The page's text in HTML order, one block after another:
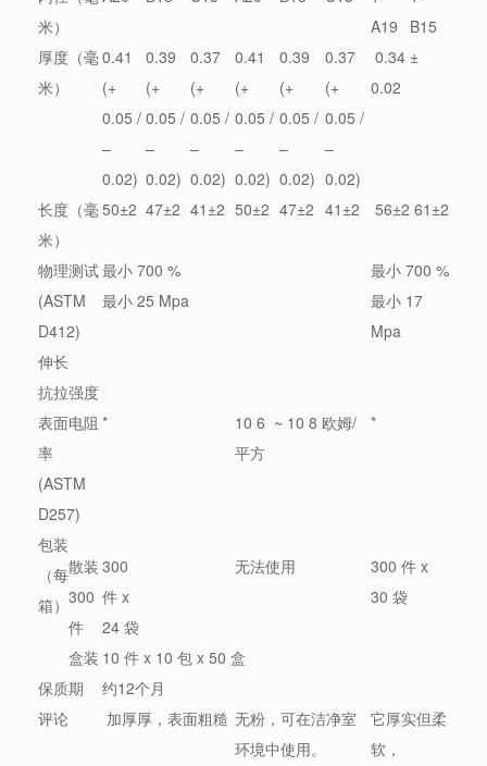
米）
A19
B15
厚度（毫
米）
0.41
(+
0.05 /
–
0.02)
0.39
(+
0.05 /
–
0.02)
0.37
(+
0.05 /
–
0.02)
0.41
(+
0.05 /
–
0.02)
0.39
(+
0.05 /
–
0.02)
0.37
(+
0.05 /
–
0.02)
0.34 ±
0.02
长度（毫
米）
50±2 47±2 41±2 50±2 47±2 41±2 56±2 61±2
物理测试
(ASTM
D412)
伸长
抗拉强度
最小 700 %
最小 25 Mpa
最小 700 %
最小 17
Mpa
表面电阻
率
(ASTM
D257)
*
10 6 ~ 10 8 欧姆/
平方
*
包装
（每
箱）
散装
300
件
300
件 x
24 袋
无法使用
300 件 x
30 袋
盒装 10 件 x 10 包 x 50 盒
保质期
约12个月
评论
加厚厚，表面粗糙 无粉，可在洁净室
环境中使用。
它厚实但柔
软，